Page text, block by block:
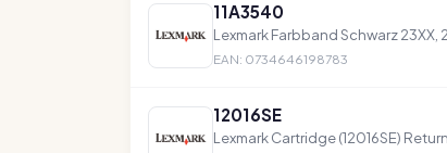
11A3540
Lexmark Farbband Schwarz 23XX,
EAN: 0734646198783
12016SE
Lexmark Cartridge (12016SE)